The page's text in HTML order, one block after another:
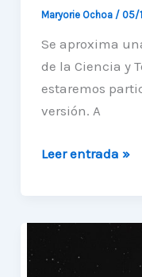
Maryorie Ochoa / 05/
Se aproxima
de la Ciencia y
estaremos
versión. A
Vuelve
Nacional
la
Leer entrada »